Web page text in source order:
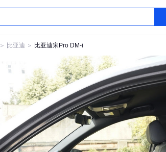
＞ 比亚迪 ＞ 比亚迪宋Pro DM-i